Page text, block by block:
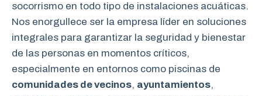
socorrismo en todo tipo de instalaciones acuáticas.
Nos enorgullece ser la empresa líder en soluciones
integrales para garantizar la seguridad y bienestar
de las personas en momentos críticos,
especialmente en entornos como piscinas de
comunidades de vecinos, ayuntamientos,